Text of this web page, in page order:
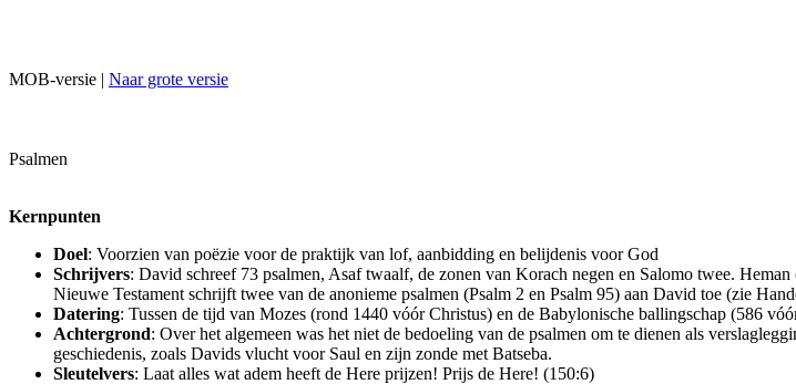
MOB-versie | Naar grote versie
Psalmen
Kernpunten
Doel: Voorzien van poëzie voor de praktijk van lof, aanbidding en belijdenis voor God
Schrijvers: David schreef 73 psalmen, Asaf twaalf, de zonen van Korach negen en Salomo twee.
Nieuwe Testament schrijft twee van de anonieme psalmen (Psalm 2 en Psalm 95) aan David toe (zie
Datering: Tussen de tijd van Mozes (rond 1440 vóór Christus) en de Babylonische ballingschap (586
Achtergrond: Over het algemeen was het niet de bedoeling van de psalmen om te dienen als
geschiedenis, zoals Davids vlucht voor Saul en zijn zonde met Batseba.
Sleutelvers: Laat alles wat adem heeft de Here prijzen! Prijs de Here! (150:6)